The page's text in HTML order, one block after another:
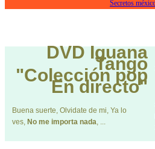
Secretos
DVDIguana
Tango
"Colección pop
En directo"
Buena suerte, Olvidate de mi, Ya lo
ves, No me importa nada, ...